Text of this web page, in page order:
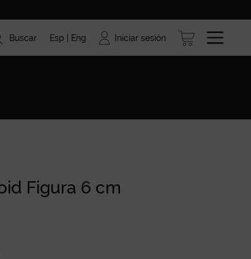
Marcas Blog
Buscar Esp Eng Iniciar sesión
Figura 6 cm